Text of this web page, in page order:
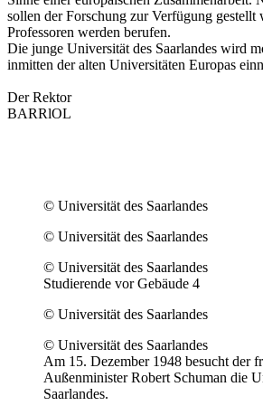
sollen der Forschung zur Verfügung gestellt
Professoren werden berufen.
Die junge Universität des Saarlandes wird
inmitten der alten Universitäten Europas
Der Rektor
BARRlOL
© Universität des Saarlandes
© Universität des Saarlandes
© Universität des Saarlandes
Studierende vor Gebäude 4
© Universität des Saarlandes
© Universität des Saarlandes
Am 15. Dezember 1948 besucht der
Außenminister Robert Schuman die
Saarlandes.